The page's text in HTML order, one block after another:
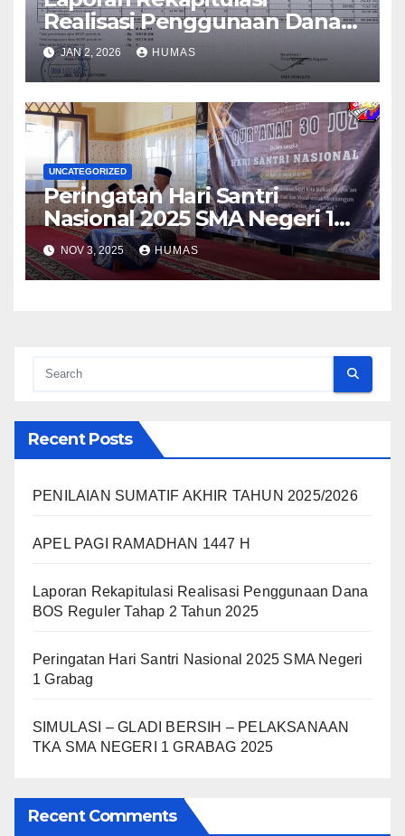
Realisasi Penggunaan Dana
BOS Reguler Tahap 2 Tahun
2025
JAN 2, 2026 HUMAS
UNCATEGORIZED
Peringatan Hari Santri
Nasional 2025 SMA Negeri 1
Grabag
NOV 3, 2025 HUMAS
Recent Posts
PENILAIAN SUMATIF AKHIR TAHUN 2025/2026
APEL PAGI RAMADHAN 1447 H
Laporan Rekapitulasi Realisasi Penggunaan Dana
BOS Reguler Tahap 2 Tahun 2025
Peringatan Hari Santri Nasional 2025 SMA Negeri
1 Grabag
SIMULASI – GLADI BERSIH – PELAKSANAAN
TKA SMA NEGERI 1 GRABAG 2025
Recent Comments